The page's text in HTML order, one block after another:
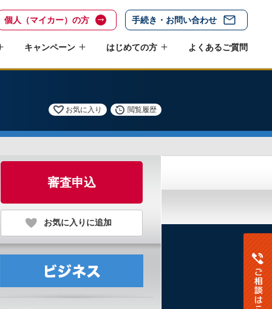
個人（マイカー）の方 手続き・お問い合わせ
キャンペーン はじめての方 よくあるご質問
お気に入り 閲覧履歴
審査申込
お気に入りに追加